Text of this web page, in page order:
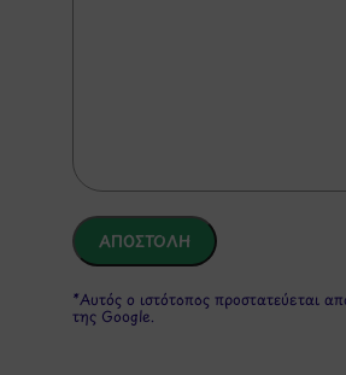
*Αυτός ο ιστότοπος προστατεύεται
της Google.